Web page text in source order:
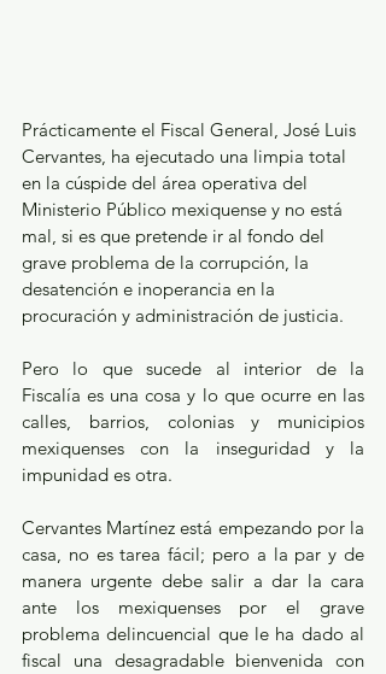
Prácticamente el Fiscal General, José Luis
Cervantes, ha ejecutado una limpia total
en la cúspide del área operativa del
Ministerio Público mexiquense y no está
mal, si es que pretende ir al fondo del
grave problema de la corrupción, la
desatención e inoperancia en la
procuración y administración de justicia.
Pero lo que sucede al interior de la
Fiscalía es una cosa y lo que ocurre en las
calles, barrios, colonias y municipios
mexiquenses con la inseguridad y la
impunidad es otra.
Cervantes Martínez está empezando por la
casa, no es tarea fácil; pero a la par y de
manera urgente debe salir a dar la cara
ante los mexiquenses por el grave
problema delincuencial que le ha dado al
fiscal una desagradable bienvenida con